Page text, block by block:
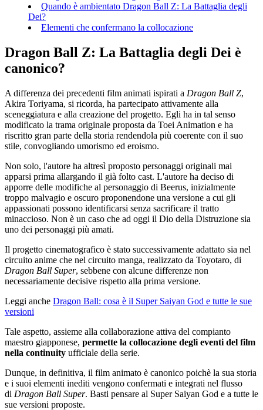
Quando è ambientato Dragon Ball Z: La Battaglia degli
Dei?
Elementi che confermano la collocazione
Dragon Ball Z: La Battaglia degli Dei è
canonico?
A differenza dei precedenti film animati ispirati a Dragon Ball Z,
Akira Toriyama, si ricorda, ha partecipato attivamente alla
sceneggiatura e alla creazione del progetto. Egli ha in tal senso
modificato la trama originale proposta da Toei Animation e ha
riscritto gran parte della storia rendendola più coerente con il suo
stile, convogliando umorismo ed eroismo.
Non solo, l'autore ha altresì proposto personaggi originali mai
apparsi prima allargando il già folto cast. L'autore ha deciso di
apporre delle modifiche al personaggio di Beerus, inizialmente
troppo malvagio e oscuro proponendone una versione a cui gli
appassionati possono identificarsi senza sacrificare il tratto
minaccioso. Non è un caso che ad oggi il Dio della Distruzione sia
uno dei personaggi più amati.
Il progetto cinematografico è stato successivamente adattato sia nel
circuito anime che nel circuito manga, realizzato da Toyotaro, di
Dragon Ball Super, sebbene con alcune differenze non
necessariamente decisive rispetto alla prima versione.
Leggi anche Dragon Ball: cosa è il Super Saiyan God e tutte le sue
versioni
Tale aspetto, assieme alla collaborazione attiva del compianto
maestro giapponese, permette la collocazione degli eventi del film
nella continuity ufficiale della serie.
Dunque, in definitiva, il film animato è canonico poichè la sua storia
e i suoi elementi inediti vengono confermati e integrati nel flusso
di Dragon Ball Super. Basti pensare al Super Saiyan God e a tutte le
sue versioni proposte.